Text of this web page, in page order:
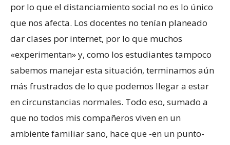
por lo que el distanciamiento social no es lo único
que nos afecta. Los docentes no tenían planeado
dar clases por internet, por lo que muchos
«experimentan» y, como los estudiantes tampoco
sabemos manejar esta situación, terminamos aún
más frustrados de lo que podemos llegar a estar
en circunstancias normales. Todo eso, sumado a
que no todos mis compañeros viven en un
ambiente familiar sano, hace que -en un punto-